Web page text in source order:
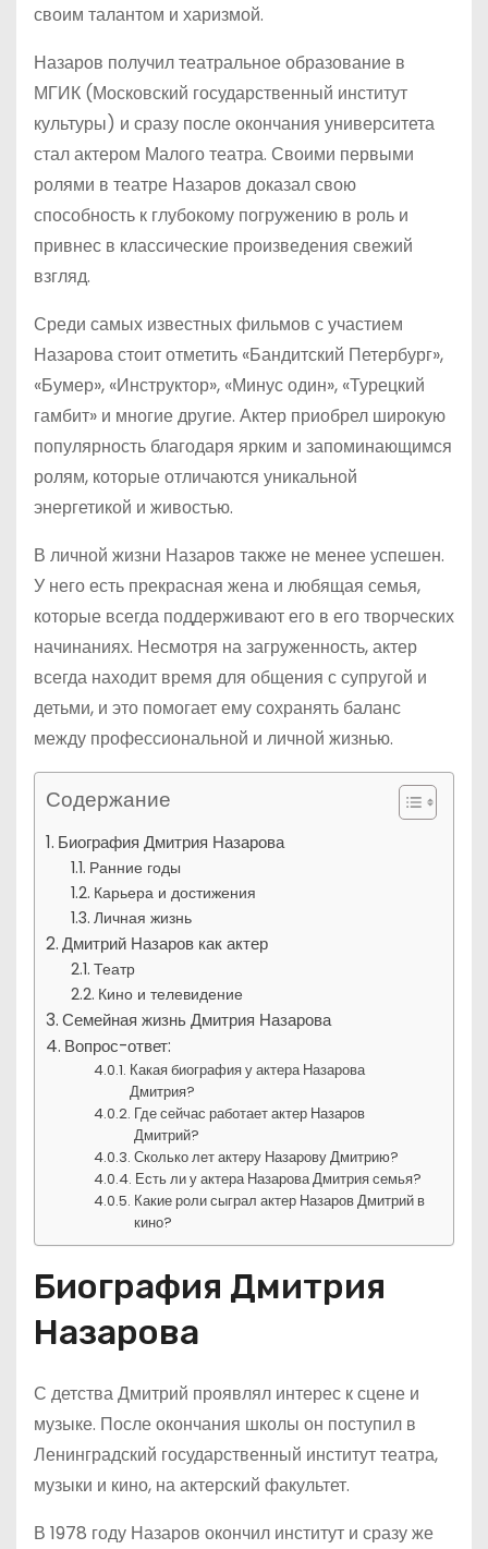
своим талантом и харизмой.
Назаров получил театральное образование в
МГИК (Московский государственный институт
культуры) и сразу после окончания университета
стал актером Малого театра. Своими первыми
ролями в театре Назаров доказал свою
способность к глубокому погружению в роль и
привнес в классические произведения свежий
взгляд.
Среди самых известных фильмов с участием
Назарова стоит отметить «Бандитский Петербург»,
«Бумер», «Инструктор», «Минус один», «Турецкий
гамбит» и многие другие. Актер приобрел широкую
популярность благодаря ярким и запоминающимся
ролям, которые отличаются уникальной
энергетикой и живостью.
В личной жизни Назаров также не менее успешен.
У него есть прекрасная жена и любящая семья,
которые всегда поддерживают его в его творческих
начинаниях. Несмотря на загруженность, актер
всегда находит время для общения с супругой и
детьми, и это помогает ему сохранять баланс
между профессиональной и личной жизнью.
Содержание
Биография Дмитрия Назарова
Ранние годы
Карьера и достижения
Личная жизнь
Дмитрий Назаров как актер
Театр
Кино и телевидение
Семейная жизнь Дмитрия Назарова
Вопрос-ответ:
Какая биография у актера Назарова
Дмитрия?
Где сейчас работает актер Назаров
Дмитрий?
Сколько лет актеру Назарову Дмитрию?
Есть ли у актера Назарова Дмитрия семья?
Какие роли сыграл актер Назаров Дмитрий в
кино?
Биография Дмитрия
Назарова
С детства Дмитрий проявлял интерес к сцене и
музыке. После окончания школы он поступил в
Ленинградский государственный институт театра,
музыки и кино, на актерский факультет.
В 1978 году Назаров окончил институт и сразу же